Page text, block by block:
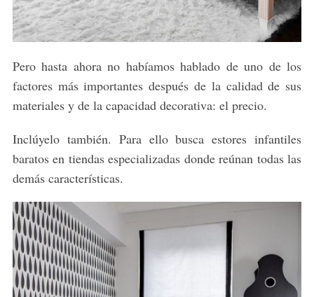
Pero hasta ahora no habíamos hablado de uno de los
factores más importantes después de la calidad de sus
materiales y de la capacidad decorativa: el precio.
Inclúyelo también. Para ello busca estores infantiles
baratos en tiendas especializadas donde reúnan todas las
demás características.